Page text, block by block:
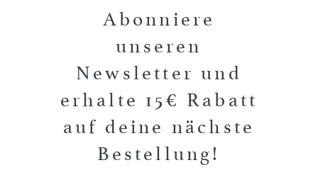
Abonniere
unseren
Newsletter und
erhalte 15€ Rabatt
auf deine nächste
Bestellung!